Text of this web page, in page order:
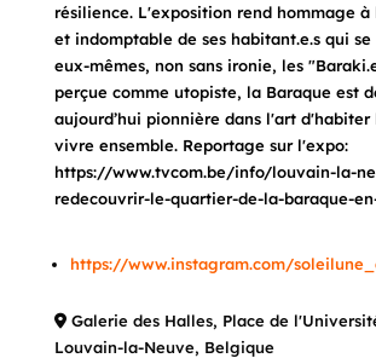
résilience. L'exposition rend hommage
et indomptable de ses habitant.e.s qui
eux-mêmes, non sans ironie, les
perçue comme utopiste, la Baraque est
aujourd’hui pionnière dans l'art
vivre ensemble. Reportage sur l'expo:
https://www.tvcom.be/info/louvain-la-
redecouvrir-le-quartier-de-la-baraque-
https://www.instagram.com/
Galerie des Halles, Place de
Louvain-la-Neuve, Belgique